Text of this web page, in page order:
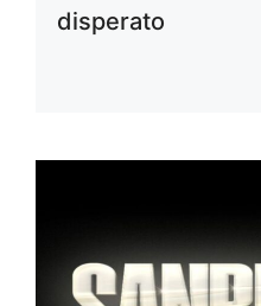
disperato